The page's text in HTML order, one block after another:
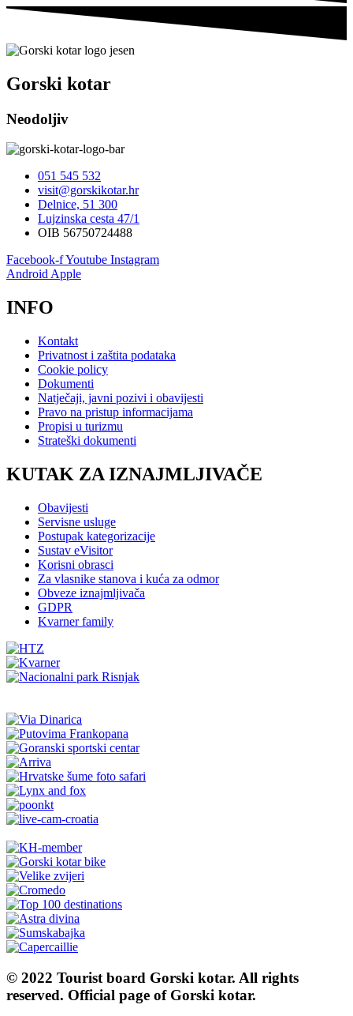
Gorski kotar
Neodoljiv
051 545 532
visit@gorskikotar.hr
Delnice, 51 300
Lujzinska cesta 47/1
OIB 56750724488
Facebook-fYoutube Instagram
Android Apple
INFO
Kontakt
Privatnost i zaštita podataka
Cookie policy
Dokumenti
Natječaji, javni pozivi i obavijesti
Pravo na pristup informacijama
Propisi u turizmu
Strateški dokumenti
KUTAK ZA IZNAJMLJIVAČE
Obavijesti
Servisne usluge
Postupak kategorizacije
Sustav eVisitor
Korisni obrasci
Za vlasnike stanova i kuća za odmor
Obveze iznajmljivača
GDPR
Kvarner family
© 2022 Tourist board Gorski kotar. All rights
reserved. Official page of Gorski kotar.